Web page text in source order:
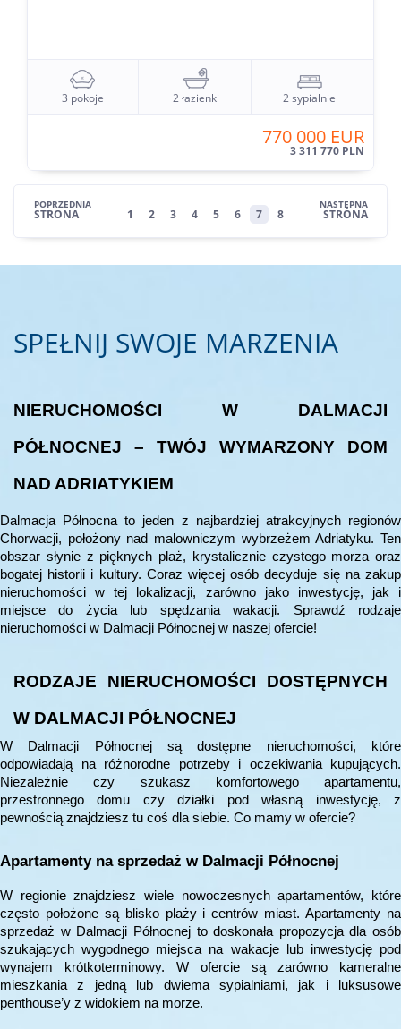
3 pokoje 2 łazienki 2 sypialnie
770 000 EUR
3 311 770 PLN
POPRZEDNIA
STRONA 1 2 3 4 5 6 7 8
NASTĘPNA
STRONA
SPEŁNIJ SWOJE MARZENIA
NIERUCHOMOŚCI W DALMACJI
PÓŁNOCNEJ – TWÓJ WYMARZONY DOM
NAD ADRIATYKIEM
Dalmacja Północna to jeden z najbardziej atrakcyjnych regionów
Chorwacji, położony nad malowniczym wybrzeżem Adriatyku. Ten
obszar słynie z pięknych plaż, krystalicznie czystego morza oraz
bogatej historii i kultury. Coraz więcej osób decyduje się na zakup
nieruchomości w tej lokalizacji, zarówno jako inwestycję, jak i
miejsce do życia lub spędzania wakacji. Sprawdź rodzaje
nieruchomości w Dalmacji Północnej w naszej ofercie!
RODZAJE NIERUCHOMOŚCI DOSTĘPNYCH
W DALMACJI PÓŁNOCNEJ
W Dalmacji Północnej są dostępne nieruchomości, które
odpowiadają na różnorodne potrzeby i oczekiwania kupujących.
Niezależnie czy szukasz komfortowego apartamentu,
przestronnego domu czy działki pod własną inwestycję, z
pewnością znajdziesz tu coś dla siebie. Co mamy w ofercie?
Apartamenty na sprzedaż w Dalmacji Północnej
W regionie znajdziesz wiele nowoczesnych apartamentów, które
często położone są blisko plaży i centrów miast. Apartamenty na
sprzedaż w Dalmacji Północnej to doskonała propozycja dla osób
szukających wygodnego miejsca na wakacje lub inwestycję pod
wynajem krótkoterminowy. W ofercie są zarówno kameralne
mieszkania z jedną lub dwiema sypialniami, jak i luksusowe
penthouse’y z widokiem na morze.